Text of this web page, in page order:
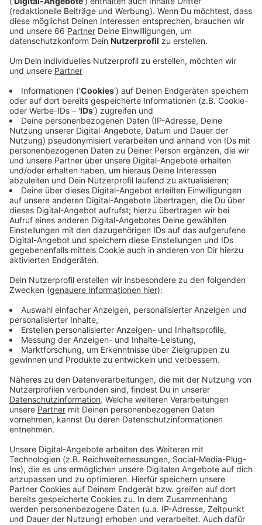
noch keine Testpflicht in NRW, das hatte sich dann
aber geändert.
Veröffentlicht:Dienstag, 11.08.2020 14:02
Anzeige
Mittlerweile gilt: wer als Urlauber aus einem Corona-
Risikogebiet zurückkommt, muss sich testen lassen.
Das muss nicht zwangsmäßig am Flughafen
geschehen, aber viele Rückkehrer nutzen das Angebot.
Laut der Kassenärztlichen Vereinigung sei der Ablauf
bisher auch reibungslos verlaufen. Allein am letzten
Ferienwochenende wurden über 4.600 Urlauber auf
Corona getestet. Der Anteil positiver Tests liege im
Tages-Schnitt bei 2 bis 3 Prozent. Wer nach einer
vorlegen kann, muss in eine 14-tägige Quarantäne.
Weitere Infos und Links zum Thema:
AD-Sonderseite zum Corona-Virus!
Chronologie: Corona in Deutschland!
Infos zur Corona-Warn-App!
Hier informiert die Kassenärztlichen Vereinigung!
Anzeige
Anzeige